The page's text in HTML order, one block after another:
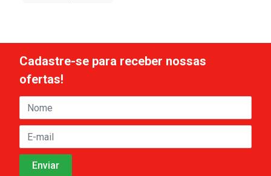
Cadastre-se para receber nossas
ofertas!